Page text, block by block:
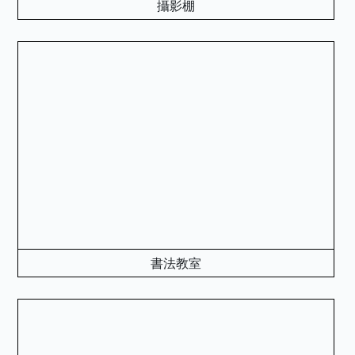
攝影棚
書法教室